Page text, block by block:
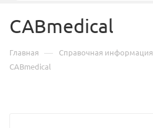
CABmedical
Главная — Справочная информация
CABmedical